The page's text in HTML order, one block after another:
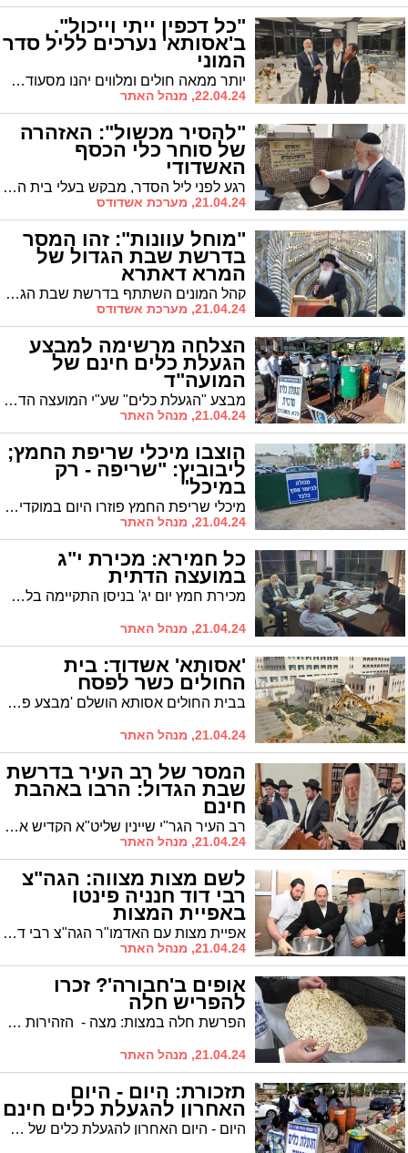
"כל דכפין ייתי וייכול".
ב'אסותא' נערכים לליל סדר
המוני
יותר ממאה חולים ומלווים יהנו מסעודת חג עשירה באירוחו של הרב גודמן. וגם מי שלא מסוגל להגיע לסעודה - יקבל מצות וקערה עד למיטתו
22.04.24, מנהל האתר
"להסיר מכשול": האזהרה
של סוחר כלי הכסף
האשדודי
רגע לפני ליל הסדר, מבקש בעלי בית העסק 'בית הכסף -יעקובוביץ' להתריע מפני מכשול שעלול להיווצר בקרב לקוחות שרכשו גביעי כסף בחנותו
21.04.24, מערכת אשדודס
"מוחל עוונות": זהו המסר
בדרשת שבת הגדול של
המרא דאתרא
קהל המונים השתתף בדרשת שבת הגדול של המרא דאתרא הגה"צ רבי חיים שמעון פינטו שליט"א. הפחד והחרדה בימים אלו הביא כפרת עוונות לעם ישראל שנכנסים לחג הפסח נקיים וזכים. יש להתחזק לשמוע בקול חכמים וללמוד על הניסים שנעשה לעם ישראל. נתפלל כולנו לשובם של החיילים החטופים והשבויים לחיים טובים ולשלום
21.04.24, מערכת אשדודס
הצלחה מרשימה למבצע
הגעלת כלים חינם של
המועה"ד
מבצע "הגעלת כלים" שע"י המועצה הדתית לקראת חג הפסח הוכתר בהצלחה
21.04.24, מנהל האתר
הוצבו מיכלי שריפת החמץ;
ליבוביץ: "שריפה - רק
במיכל"
מיכלי שריפת החמץ פוזרו היום במוקדים השונים. יו"ר מינהלת רובע ז מזכיר את קריאת הרבנים: שריפה - במיכלים בלבד
21.04.24, מנהל האתר
כל חמירא: מכירת י"ג
במועצה הדתית
מכירת חמץ יום יג' בניסן התקיימה בלשכת הרב הראשי הגר"י שיינין במעמד חברי בית הדין
21.04.24, מנהל האתר
'אסותא' אשדוד: בית
החולים כשר לפסח
בבית החולים אסותא הושלם 'מבצע פסח': מטבחי בית החולים הוכשרו, וליל סדר מרכזי יערך ברוב עם * במקביל, החלו העבודות להקמת מגדל האשפוז שיביא להכפלת מיטות בית החולים
21.04.24, מנהל האתר
המסר של רב העיר בדרשת
שבת הגדול: הרבו באהבת
חינם
רב העיר הגר"י שיינין שליט"א הקדיש את דרשתו בשבת הגדול לנושא אהבת החינם. "הדלטורין הם אלו שעכבו את הגאולה"
21.04.24, מנהל האתר
לשם מצות מצווה: הגה"צ
רבי דוד חנניה פינטו
באפיית המצות
אפיית מצות עם האדמו"ר הגה"צ רבי דוד חניה פינטו שליט"א נשיא ממלכת התורה "אורות חיים ומשה"
21.04.24, מנהל האתר
אופים ב'חבורה'? זכרו
להפריש חלה
הפרשת חלה במצות: מצה - הזהירות בענין הפרשת חלה במצות יד של "חבורה"
21.04.24, מנהל האתר
תזכורת: היום - היום
האחרון להגעלת כלים חינם
היום - היום האחרון להגעלת כלים של המועה"ד